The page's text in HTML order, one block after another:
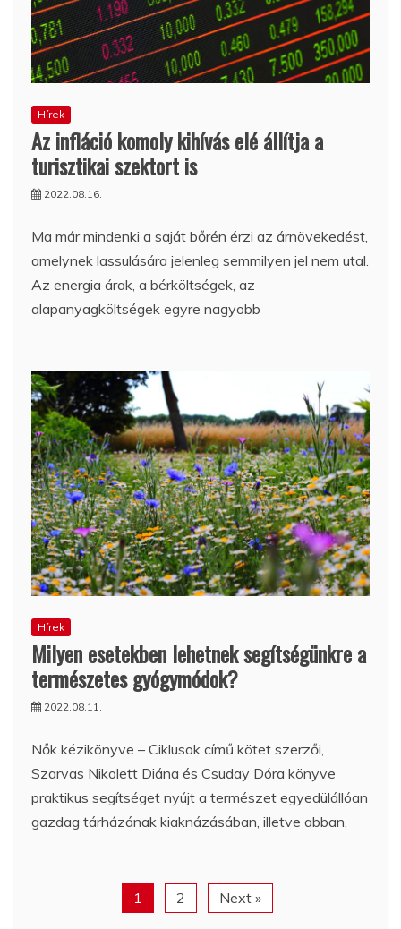
Hírek
Az infláció komoly kihívás elé állítja a
turisztikai szektort is
2022.08.16.
Ma már mindenki a saját bőrén érzi az árnövekedést,
amelynek lassulására jelenleg semmilyen jel nem utal.
Az energia árak, a bérköltségek, az
alapanyagköltségek egyre nagyobb
Hírek
Milyen esetekben lehetnek segítségünkre a
természetes gyógymódok?
2022.08.11.
Nők kézikönyve – Ciklusok című kötet szerzői,
Szarvas Nikolett Diána és Csuday Dóra könyve
praktikus segítséget nyújt a természet egyedülállóan
gazdag tárházának kiaknázásában, illetve abban,
1 2 Next »